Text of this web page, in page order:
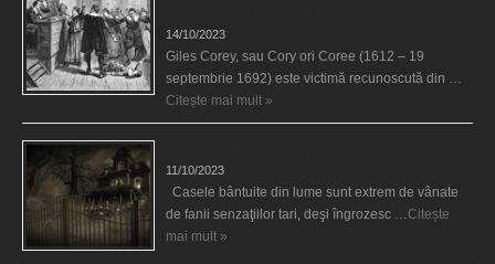
14/10/2023
Giles Corey, sau Cory ori Coree (1612 – 19
septembrie 1692) este victimă recunoscută din …
Citește mai mult »
11/10/2023
Casele bântuite din lume sunt extrem de vânate
de fanii senzaţiilor tari, deşi îngrozesc …Citește
mai mult »